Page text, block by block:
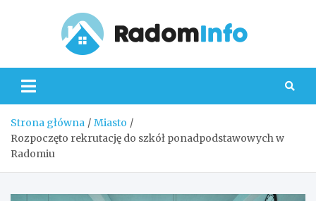
Strona główna
Miasto
Rozpoczęto rekrutację do szkół ponadpodstawowych w
Radomiu